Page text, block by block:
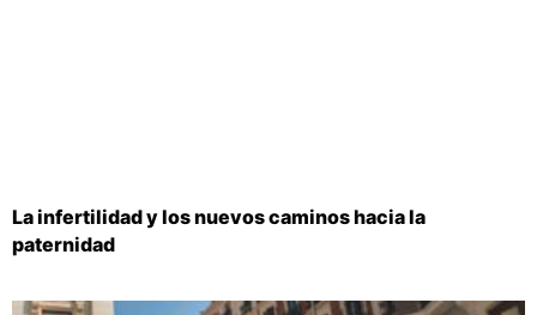
La infertilidad y los nuevos caminos hacia la
paternidad